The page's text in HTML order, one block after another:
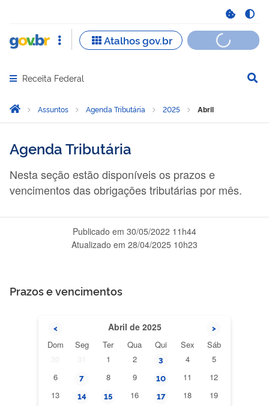
Abrir menu principal de navegação
Receita Federal
Você está aqui:
Página Inicial
Assuntos Agenda Tributária 2025 Abril
Agenda Tributária
Nesta seção estão disponíveis os prazos e
vencimentos das obrigações tributárias por mês.
Publicado em 30/05/2022 11h44
Atualizado em 28/04/2025 10h23
Prazos e vencimentos
< Abril de 2025 >
Dom Seg Ter Qua Qui Sex
Sáb
1 2 3 4
5
6
7 8 9 10 11
12
13
14 15 16 17 18 19